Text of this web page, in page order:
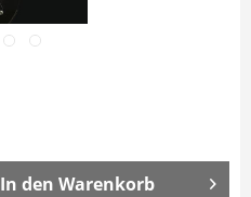
In den Warenkorb